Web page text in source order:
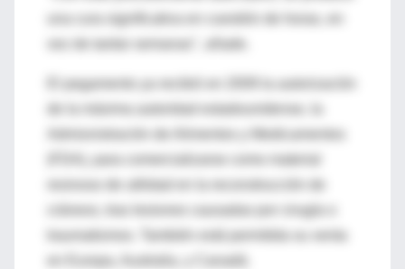
una cura significativa en cuestión de horas, en
El pegamento ya recibió en 2009 la autorización
cráneos, tras lesiones causadas por cirugía o
en Europa, Australia, y Canadá.